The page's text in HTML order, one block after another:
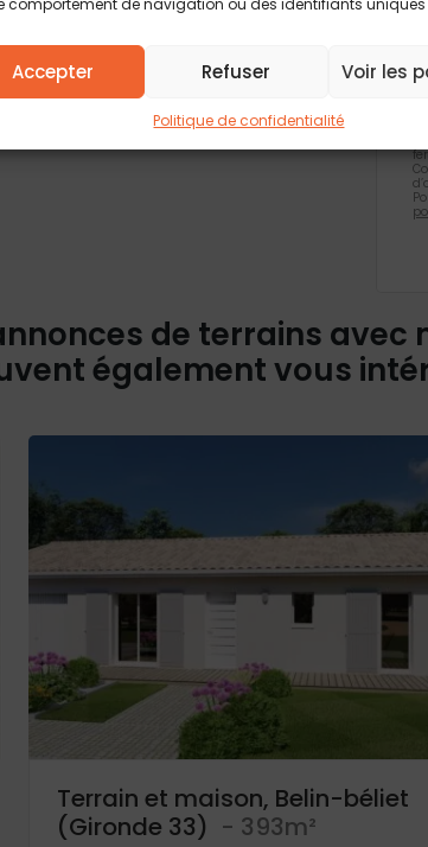
comportement de navigation ou des identifiants uniques
Accepter Refuser Voir les
Politique de confidentialité
de terrains avec
également vous
Terrain et maison, Belin-béliet
(Gironde 33) - 393m²